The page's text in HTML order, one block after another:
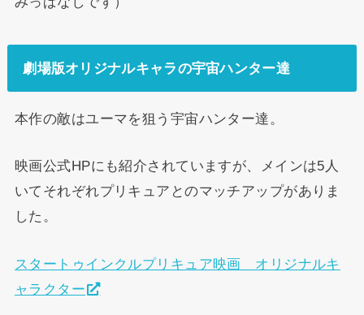
劇場版オリジナルキャラの宇宙ハンター達
本作の敵はユーマを狙う宇宙ハンター達。
映画公式HPにも紹介されていますが、メインは5人
いてそれぞれプリキュアとのマッチアップがありま
した。
スタートゥインクルプリキュア映画 オリジナルキ
ャラクター